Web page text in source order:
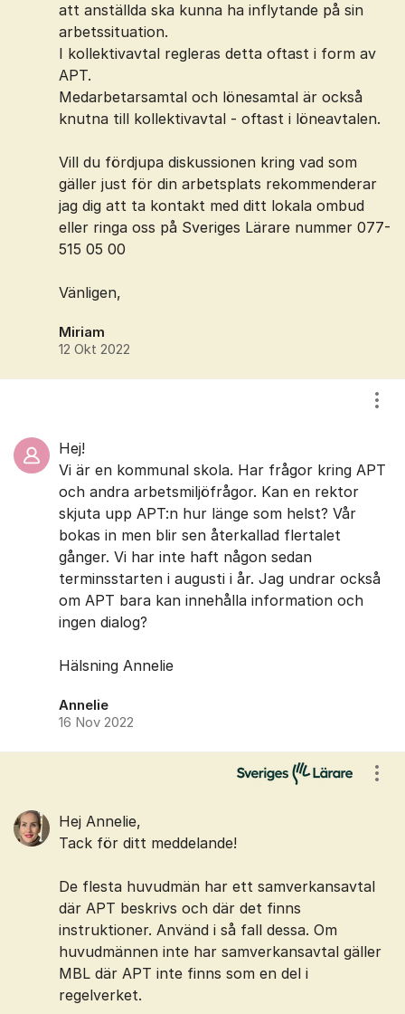
att anställda ska kunna ha inflytande på sin
arbetssituation.
I kollektivavtal regleras detta oftast i form av
APT.
Medarbetarsamtal och lönesamtal är också
knutna till kollektivavtal - oftast i löneavtalen.
Vill du fördjupa diskussionen kring vad som
gäller just för din arbetsplats rekommenderar
jag dig att ta kontakt med ditt lokala ombud
eller ringa oss på Sveriges Lärare nummer 077-
515 05 00
Vänligen,
Miriam
12 Okt 2022
Hej!
Vi är en kommunal skola. Har frågor kring APT
och andra arbetsmiljöfrågor. Kan en rektor
skjuta upp APT:n hur länge som helst? Vår
bokas in men blir sen återkallad flertalet
gånger. Vi har inte haft någon sedan
terminsstarten i augusti i år. Jag undrar också
om APT bara kan innehålla information och
ingen dialog?
Hälsning Annelie
Annelie
16 Nov 2022
Hej Annelie,
Tack för ditt meddelande!
De flesta huvudmän har ett samverkansavtal
där APT beskrivs och där det finns
instruktioner. Använd i så fall dessa. Om
huvudmännen inte har samverkansavtal gäller
MBL där APT inte finns som en del i
regelverket.